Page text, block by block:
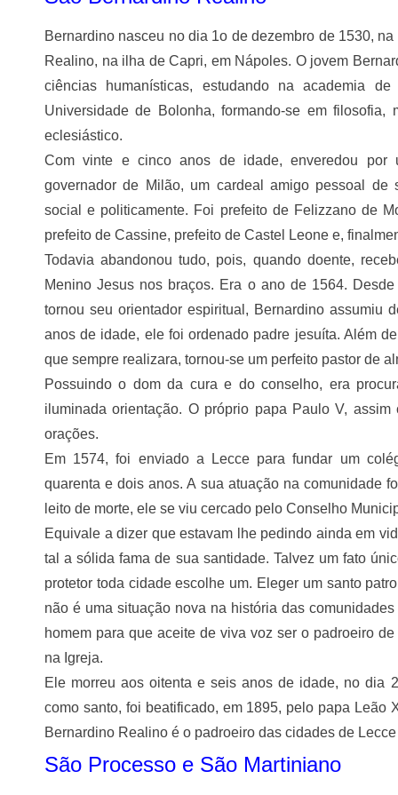
Bernardino nasceu no dia 1o de dezembro de 1530,
Realino, na ilha de Capri, em Nápoles. O jovem
ciências humanísticas, estudando na academia
Universidade de Bolonha, formando-se em filosofia,
eclesiástico.
Com vinte e cinco anos de idade, enveredou por
governador de Milão, um cardeal amigo pessoal de
social e politicamente. Foi prefeito de Felizzano de
prefeito de Cassine, prefeito de Castel Leone e,
Todavia abandonou tudo, pois, quando doente,
Menino Jesus nos braços. Era o ano de 1564.
tornou seu orientador espiritual, Bernardino assumiu
anos de idade, ele foi ordenado padre jesuíta. Além
que sempre realizara, tornou-se um perfeito pastor de
Possuindo o dom da cura e do conselho, era
iluminada orientação. O próprio papa Paulo V,
orações.
Em 1574, foi enviado a Lecce para fundar um
quarenta e dois anos. A sua atuação na comunidade
leito de morte, ele se viu cercado pelo Conselho
Equivale a dizer que estavam lhe pedindo ainda em
tal a sólida fama de sua santidade. Talvez um fato
protetor toda cidade escolhe um. Eleger um santo
não é uma situação nova na história das
homem para que aceite de viva voz ser o padroeiro
na Igreja.
Ele morreu aos oitenta e seis anos de idade, no dia
como santo, foi beatificado, em 1895, pelo papa Leão
Bernardino Realino é o padroeiro das cidades de
São Processo e São Martiniano